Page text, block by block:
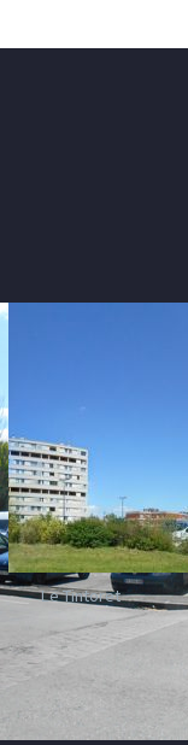
Le Tintoret